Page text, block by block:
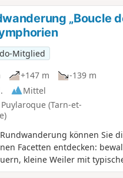
„Boucle
Mitglied
+147 m
-139 m
Mittel
(Tarn-et-
können Sie
Facetten entdecken:
kleine Weiler mit
einen Taubenschlag aus